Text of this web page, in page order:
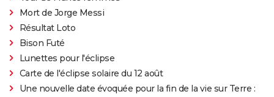
Mort de Jorge Messi
Résultat Loto
Bison Futé
Lunettes pour l'éclipse
Carte de l'éclipse solaire du 12 août
Une nouvelle date évoquée pour la fin de la vie sur Terre :